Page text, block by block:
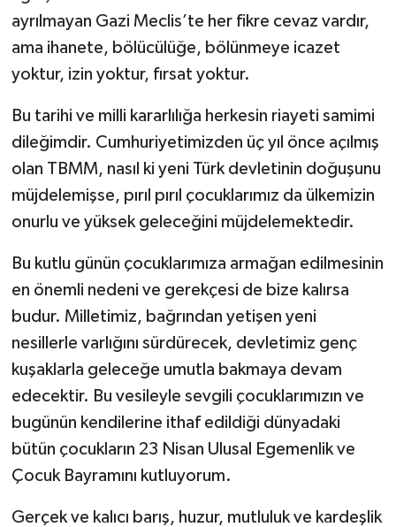
ayrılmayan Gazi Meclis’te her fikre cevaz vardır,
ama ihanete, bölücülüğe, bölünmeye icazet
yoktur, izin yoktur, fırsat yoktur.
Bu tarihi ve milli kararlılığa herkesin riayeti samimi
dileğimdir. Cumhuriyetimizden üç yıl önce açılmış
olan TBMM, nasıl ki yeni Türk devletinin doğuşunu
müjdelemişse, pırıl pırıl çocuklarımız da ülkemizin
onurlu ve yüksek geleceğini müjdelemektedir.
Bu kutlu günün çocuklarımıza armağan edilmesinin
en önemli nedeni ve gerekçesi de bize kalırsa
budur. Milletimiz, bağrından yetişen yeni
nesillerle varlığını sürdürecek, devletimiz genç
kuşaklarla geleceğe umutla bakmaya devam
edecektir. Bu vesileyle sevgili çocuklarımızın ve
bugünün kendilerine ithaf edildiği dünyadaki
bütün çocukların 23 Nisan Ulusal Egemenlik ve
Çocuk Bayramını kutluyorum.
Gerçek ve kalıcı barış, huzur, mutluluk ve kardeşlik